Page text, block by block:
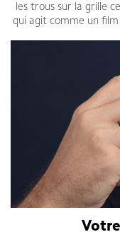
les trous sur la grille
qui agit comme un